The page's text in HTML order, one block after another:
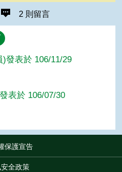
2 則留言
發表於 106/11/29
表於 106/07/30
保護宣告
全政策